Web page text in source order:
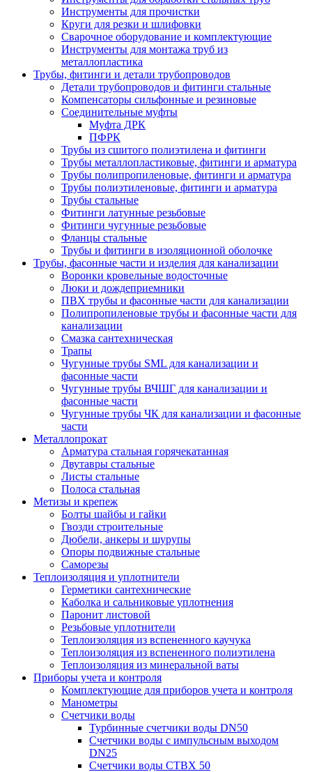
Инструменты для прочистки
Круги для резки и шлифовки
Сварочное оборудование и комплектующие
Инструменты для монтажа труб из
металлопластика
Трубы, фитинги и детали трубопроводов
Детали трубопроводов и фитинги стальные
Компенсаторы сильфонные и резиновые
Соединительные муфты
Муфта ДРК
ПФРК
Трубы из сшитого полиэтилена и фитинги
Трубы металлопластиковые, фитинги и арматура
Трубы полипропиленовые, фитинги и арматура
Трубы полиэтиленовые, фитинги и арматура
Трубы стальные
Фитинги латунные резьбовые
Фитинги чугунные резьбовые
Фланцы стальные
Трубы и фитинги в изоляционной оболочке
Трубы, фасонные части и изделия для канализации
Воронки кровельные водосточные
Люки и дождеприемники
ПВХ трубы и фасонные части для канализации
Полипропиленовые трубы и фасонные части для
канализации
Смазка сантехническая
Трапы
Чугунные трубы SML для канализации и
фасонные части
Чугунные трубы ВЧШГ для канализации и
фасонные части
Чугунные трубы ЧК для канализации и фасонные
части
Металлопрокат
Арматура стальная горячекатанная
Двутавры стальные
Листы стальные
Полоса стальная
Метизы и крепеж
Болты шайбы и гайки
Гвозди строительные
Дюбели, анкеры и шурупы
Опоры подвижные стальные
Саморезы
Теплоизоляция и уплотнители
Герметики сантехнические
Каболка и сальниковые уплотнения
Паронит листовой
Резьбовые уплотнители
Теплоизоляция из вспененного каучука
Теплоизоляция из вспененного полиэтилена
Теплоизоляция из минеральной ваты
Приборы учета и контроля
Комплектующие для приборов учета и контроля
Манометры
Счетчики воды
Турбинные счетчики воды DN50
Счетчики воды с импульсным выходом
DN25
Счетчики воды СТВХ 50